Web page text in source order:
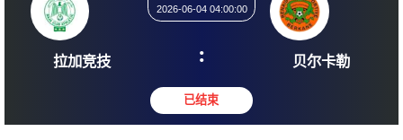
拉加竞技
2026-06-04 04:00:00
: 贝尔